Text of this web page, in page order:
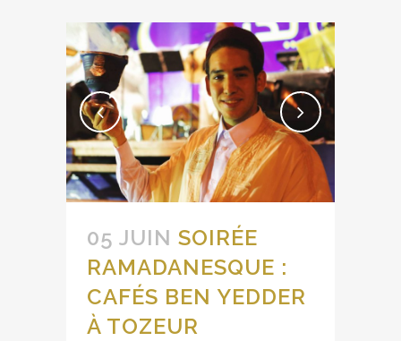
05 JUIN SOIRÉE
RAMADANESQUE :
CAFÉS BEN YEDDER
À TOZEUR